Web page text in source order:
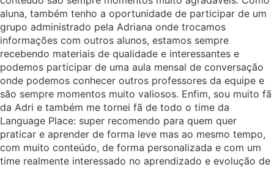
aluna, também tenho a oportunidade de participar de um
grupo administrado pela Adriana onde trocamos
informações com outros alunos, estamos sempre
recebendo materiais de qualidade e interessantes e
podemos participar de uma aula mensal de conversação
onde podemos conhecer outros professores da equipe e
são sempre momentos muito valiosos. Enfim, sou muito fã
da Adri e também me tornei fã de todo o time da
Language Place: super recomendo para quem quer
praticar e aprender de forma leve mas ao mesmo tempo,
com muito conteúdo, de forma personalizada e com um
time realmente interessado no aprendizado e evolução de